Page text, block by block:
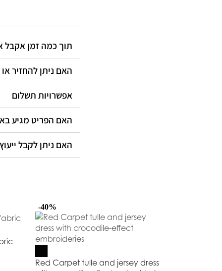
תוך כמה זמן אקבל
האם ניתן להחזיר
אפשרויות תשלום
האם הפריט מגיע
האם ניתן לקבל
-40%
Red Carpet tulle and jersey dress